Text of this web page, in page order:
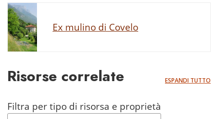
Ex mulino di Covelo
Risorse correlate ESPANDI TUTTO
Filtra per tipo di risorsa e proprietà